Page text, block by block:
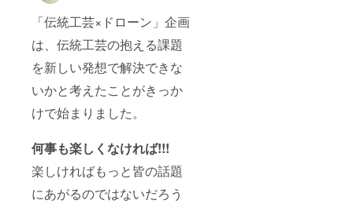
「伝統工芸×ドローン」企画
は、伝統工芸の抱える課題
を新しい発想で解決できな
いかと考えたことがきっか
けで始まりました。
何事も楽しくなければ!!!
楽しければもっと皆の話題
にあがるのではないだろう